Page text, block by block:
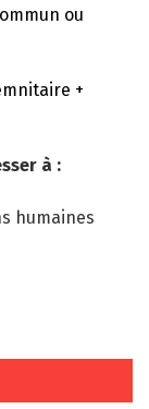
ou
+
à :
humaines